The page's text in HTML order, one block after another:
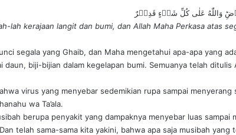
وَاللّٰهُ عَلٰى كُلِّ شَىۡءٍ قَدِيۡرٌ
lah kerajaan langit dan bumi, dan Allah Maha Perkasa atas
segala yang Ghaib, dan Maha mengetahui apa-apa yang
daun, biji-bijian dalam kegelapan bumi. Semuanya telah ditulis
virus yang menyebar sedemikian rupa sampai
wa Ta’ala.
berupa penyakit yang dampaknya menyebar luas sampai
telah sama-sama kita yakini, bahwa apa saja musibah yang